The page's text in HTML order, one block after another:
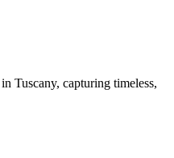
Tuscany, capturing timeless,